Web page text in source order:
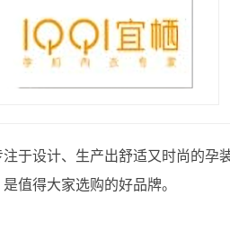
于设计、生产出舒适又时尚的
值得大家选购的好品牌。